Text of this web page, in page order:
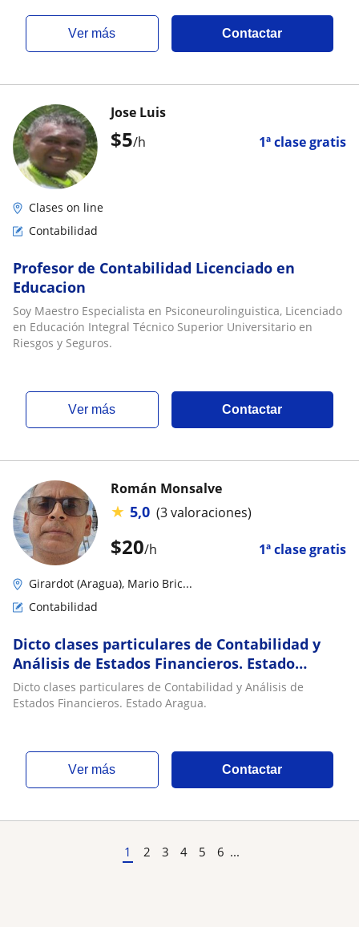
ver más Contactar
$5/h 1ª clase gratis
Jose Luis
Clases on line
Contabilidad
Profesor de Contabilidad Licenciado en
Educacion
Soy Maestro Especialista en Psiconeurolinguistica, Licenciado
en Educación Integral Técnico Superior Universitario en
Riesgos y Seguros.
ver más Contactar
$20/h 1ª clase gratis
Román Monsalve
★ 5,0 (3 valoraciones)
Girardot (Aragua), Mario Bric...
Contabilidad
Dicto clases particulares de Contabilidad y
Análisis de Estados Financieros. Estado
Aragua
Dicto clases particulares de Contabilidad y Análisis de
Estados Financieros. Estado Aragua.
ver más Contactar
1 2 3 4 5 6 ...